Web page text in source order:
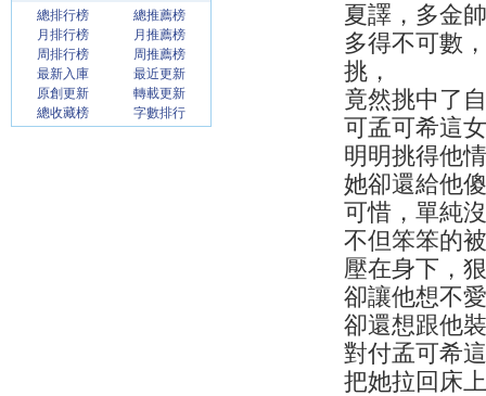
總排行榜
總推薦榜
月排行榜
月推薦榜
周排行榜
周推薦榜
最新入庫
最近更新
原創更新
轉載更新
總收藏榜
字數排行
夏譯，多金
多得不可數
挑，
竟然挑中了
可孟可希這
明明挑得他
她卻還給他
可惜，單純
不但笨笨的
壓在身下，
卻讓他想不
卻還想跟他
對付孟可希
把她拉回床